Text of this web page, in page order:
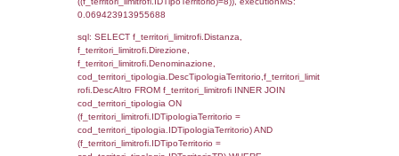
f_territori_limitrofi.Direzione,
f_territori_limitrofi.DescAltro,
f_territori_limitrofi INNER JOIN
(f_territori_limitrofi.IDTipologiaTerritorio =
cod_territori_tipologia.IDTipologiaTerritorio)
(f_territori_limitrofi.IDTipoTerritorio =